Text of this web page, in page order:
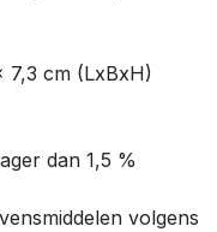
7,3 cm (LxBxH)
dan 1,5 %
volgens